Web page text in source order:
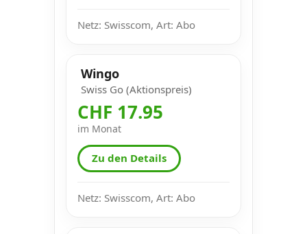
Netz: Swisscom, Art: Abo
Wingo
Swiss Go (Aktionspreis)
CHF 17.95
im Monat
Zu den Details
Netz: Swisscom, Art: Abo